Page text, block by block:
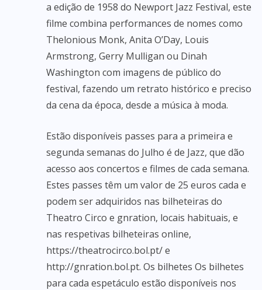
a edição de 1958 do Newport Jazz Festival, este
filme combina performances de nomes como
Thelonious Monk, Anita O’Day, Louis
Armstrong, Gerry Mulligan ou Dinah
Washington com imagens de público do
festival, fazendo um retrato histórico e preciso
da cena da época, desde a música à moda.
Estão disponíveis passes para a primeira e
segunda semanas do Julho é de Jazz, que dão
acesso aos concertos e filmes de cada semana.
Estes passes têm um valor de 25 euros cada e
podem ser adquiridos nas bilheteiras do
Theatro Circo e gnration, locais habituais, e
nas respetivas bilheteiras online,
https://theatrocirco.bol.pt/ e
http://gnration.bol.pt. Os bilhetes Os bilhetes
para cada espetáculo estão disponíveis nos